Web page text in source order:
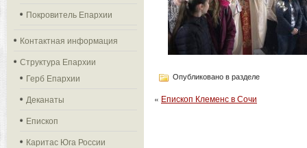
Покровитель Епархии
Контактная информация
Структура Епархии
Герб Епархии
Деканаты
Епископ
Каритас Юга России
Опубликовано в разделе
« Епископ Клеменс в Сочи